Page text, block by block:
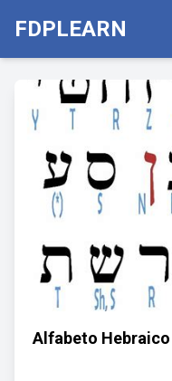
FDPLEARN
Alfabeto Hebraico